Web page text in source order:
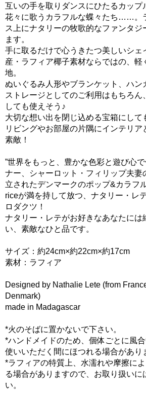
互いの手を取りダンスにひたるカップ
花々に歌うカラフルな蝶々たち……。
ス上にナタリーの牧歌的なファンタジ
ます。
手に取るだけで心うきたつ美しいシェ
産・ラフィア椰子素材ならではの、軽
地。
ぬいぐるみ人形やブランケット、ハン
ストレージとしてのご利用はもちろん
しても使えそう♪
大切な想い出を閉じ込める宝箱にして
リビングやお部屋の片隅にインテリア
素敵！
”世界をもっと、豊かな色彩と遊び心
ナー、シャーロット・フィリップ夫妻
立されたデンマークのポップ&カラフ
riceが満を持して放つ、ナタリー・レ
ロダクツ！
ナタリー・レテがお好きなあなたには
い、素敵なひと品です。
サイズ：約24cm×約22cm×約17cm
素材：ラフィア
Designed by Nathalie Lete (from
Denmark)
made in Madagascar
*火のそばに置かないで下さい。
*ハンドメイドのため、個体ごとに風
使いいただく間にほつれる場合があり
*ラフィアの特質上、水濡れや摩擦に
る場合がありますので、お取り扱いに
い。